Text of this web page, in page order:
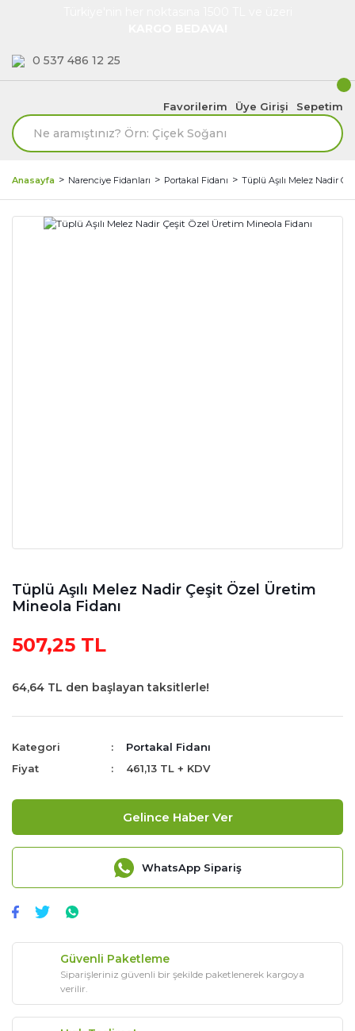
0 537 486 12 25
Favorilerim Üye Girişi Sepetim
Anasayfa Narenciye Fidanları Portakal Fidanı Tüplü Aşılı Melez Nadir
Tüplü Aşılı Melez Nadir Çeşit Özel Üretim
Mineola Fidanı
507,25 TL
64,64 TL den başlayan taksitlerle!
Kategori
Portakal Fidanı
Fiyat
461,13 TL + KDV
Gelince Haber Ver
WhatsApp Sipariş
Güvenli Paketleme
Siparişleriniz güvenli bir şekilde paketlenerek kargoya
verilir.